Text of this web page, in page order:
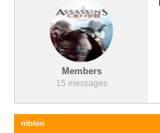
Members
15 messages
niblon